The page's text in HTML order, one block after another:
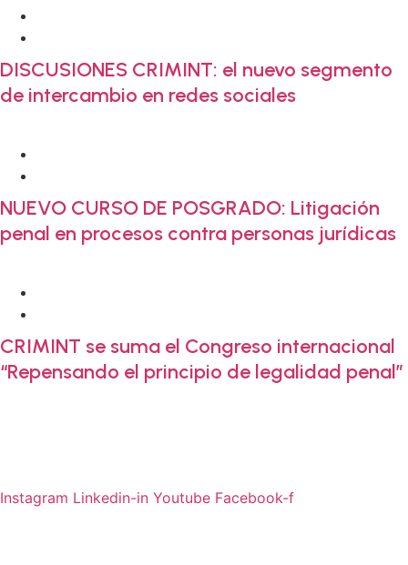
DISCUSIONES CRIMINT: el nuevo segmento
de intercambio en redes sociales
NUEVO CURSO DE POSGRADO: Litigación
penal en procesos contra personas jurídicas
CRIMINT se suma el Congreso internacional
“Repensando el principio de legalidad penal”
Instagram Linkedin-in Youtube Facebook-f